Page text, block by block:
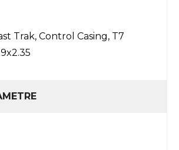
Trak, Control Casing, T7